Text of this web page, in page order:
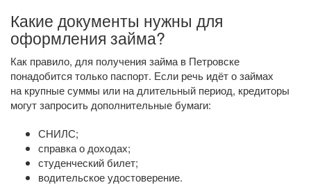
Какие документы нужны для
оформления займа?
Как правило, для получения займа в Петровске
понадобится только паспорт. Если речь идёт о займах
на крупные суммы или на длительный период, кредиторы
могут запросить дополнительные бумаги:
СНИЛС;
справка о доходах;
студенческий билет;
водительское удостоверение.